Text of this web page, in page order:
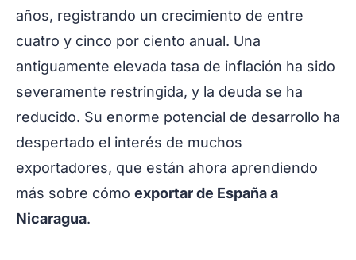
años, registrando un crecimiento de entre
cuatro y cinco por ciento anual. Una
antiguamente elevada tasa de inflación ha sido
severamente restringida, y la deuda se ha
reducido. Su enorme potencial de desarrollo ha
despertado el interés de muchos
exportadores, que están ahora aprendiendo
más sobre cómo exportar de España a
Nicaragua.